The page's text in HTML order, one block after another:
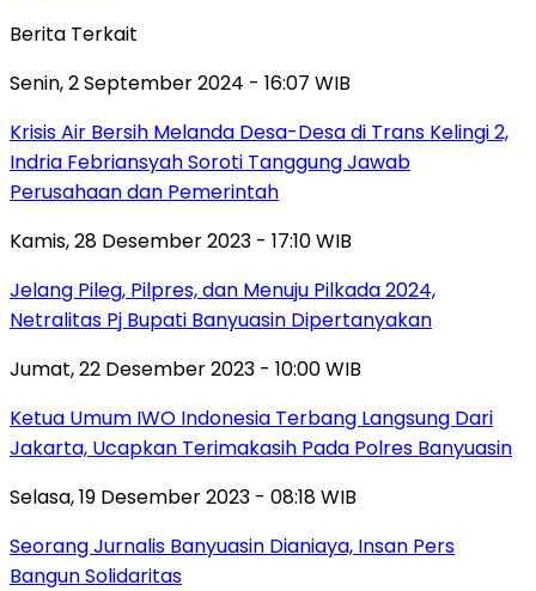
Berita Terkait
Senin, 2 September 2024 - 16:07 WIB
Krisis Air Bersih Melanda Desa-Desa di Trans Kelingi 2,
Indria Febriansyah Soroti Tanggung Jawab
Perusahaan dan Pemerintah
Kamis, 28 Desember 2023 - 17:10 WIB
Jelang Pileg, Pilpres, dan Menuju Pilkada 2024,
Netralitas Pj Bupati Banyuasin Dipertanyakan
Jumat, 22 Desember 2023 - 10:00 WIB
Ketua Umum IWO Indonesia Terbang Langsung Dari
Jakarta, Ucapkan Terimakasih Pada Polres Banyuasin
Selasa, 19 Desember 2023 - 08:18 WIB
Seorang Jurnalis Banyuasin Dianiaya, Insan Pers
Bangun Solidaritas